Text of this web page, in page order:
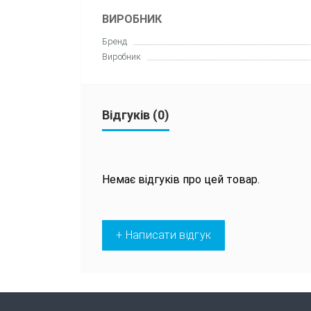
ВИРОБНИК
Бренд
Виробник
Відгуків (0)
Немає відгуків про цей товар.
+ Написати відгук